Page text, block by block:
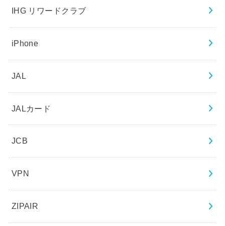
IHG リワードクラブ
iPhone
JAL
JALカード
JCB
VPN
ZIPAIR